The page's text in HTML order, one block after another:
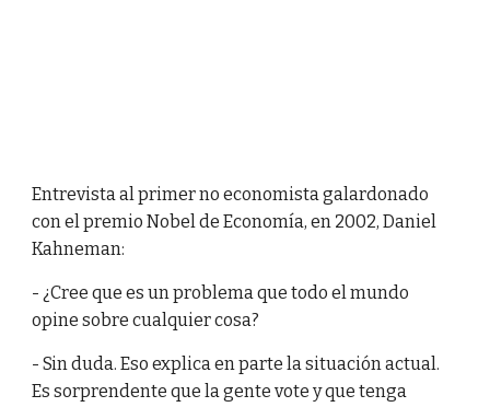
Entrevista al primer no economista galardonado
con el premio Nobel de Economía, en 2002, Daniel
Kahneman:
- ¿Cree que es un problema que todo el mundo
opine sobre cualquier cosa?
- Sin duda. Eso explica en parte la situación actual.
Es sorprendente que la gente vote y que tenga